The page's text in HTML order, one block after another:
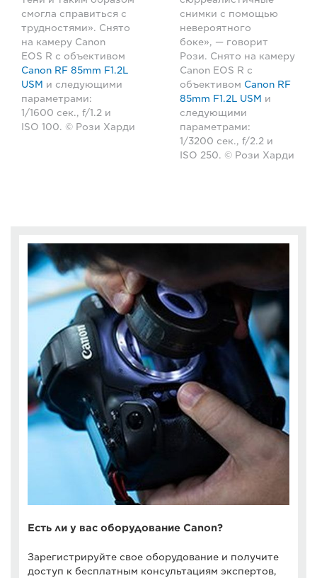
смогла справиться с
трудностями». Снято
на камеру Canon
EOS R с объективом
Canon RF 85mm F1.2L
USM и следующими
параметрами:
1/1600 сек., f/1.2 и
ISO 100. © Рози Харди
снимки с помощью
невероятного
боке», — говорит
Рози. Снято на камеру
Canon EOS R с
объективом Canon RF
85mm F1.2L USM и
следующими
параметрами:
1/3200 сек., f/2.2 и
ISO 250. © Рози Харди
Есть ли у вас оборудование Canon?
Зарегистрируйте свое оборудование и получите
доступ к бесплатным консультациям экспертов,